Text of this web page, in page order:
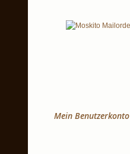
Mein Benutzerkonto